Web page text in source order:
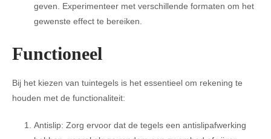
geven. Experimenteer met verschillende formaten om het
gewenste effect te bereiken.
Functioneel
Bij het kiezen van tuintegels is het essentieel om rekening te
houden met de functionaliteit:
Antislip: Zorg ervoor dat de tegels een antislipafwerking